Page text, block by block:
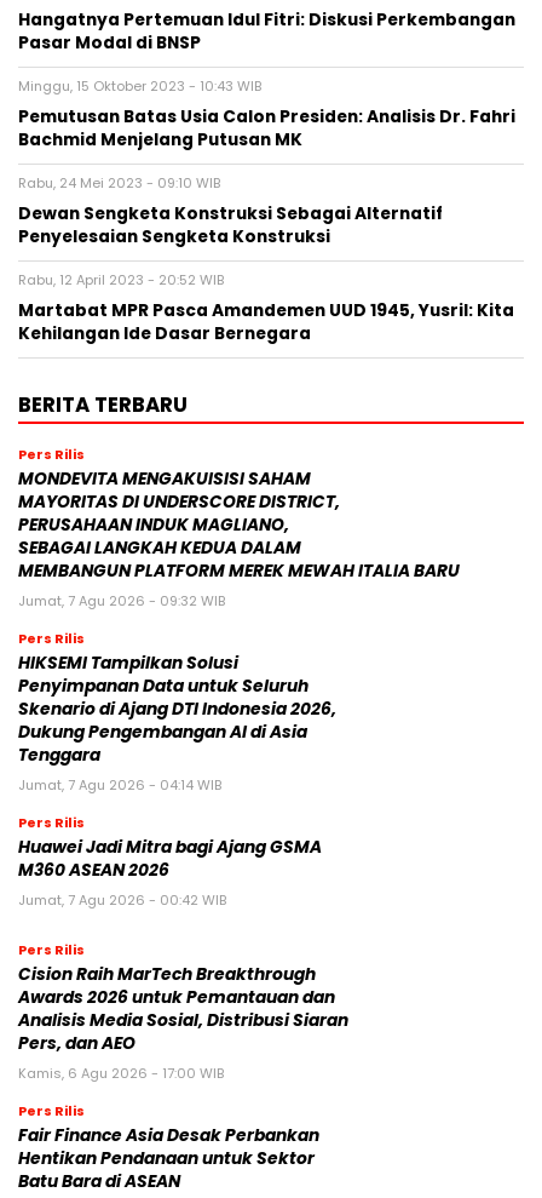
Hangatnya Pertemuan Idul Fitri: Diskusi Perkembangan
Pasar Modal di BNSP
Minggu, 15 Oktober 2023 - 10:43 WIB
Pemutusan Batas Usia Calon Presiden: Analisis Dr. Fahri
Bachmid Menjelang Putusan MK
Rabu, 24 Mei 2023 - 09:10 WIB
Dewan Sengketa Konstruksi Sebagai Alternatif
Penyelesaian Sengketa Konstruksi
Rabu, 12 April 2023 - 20:52 WIB
Martabat MPR Pasca Amandemen UUD 1945, Yusril: Kita
Kehilangan Ide Dasar Bernegara
BERITA TERBARU
Pers Rilis
MONDEVITA MENGAKUISISI SAHAM
MAYORITAS DI UNDERSCORE DISTRICT,
PERUSAHAAN INDUK MAGLIANO,
SEBAGAI LANGKAH KEDUA DALAM
MEMBANGUN PLATFORM MEREK MEWAH ITALIA BARU
Jumat, 7 Agu 2026 - 09:32 WIB
Pers Rilis
HIKSEMI Tampilkan Solusi
Penyimpanan Data untuk Seluruh
Skenario di Ajang DTI Indonesia 2026,
Dukung Pengembangan AI di Asia
Tenggara
Jumat, 7 Agu 2026 - 04:14 WIB
Pers Rilis
Huawei Jadi Mitra bagi Ajang GSMA
M360 ASEAN 2026
Jumat, 7 Agu 2026 - 00:42 WIB
Pers Rilis
Cision Raih MarTech Breakthrough
Awards 2026 untuk Pemantauan dan
Analisis Media Sosial, Distribusi Siaran
Pers, dan AEO
Kamis, 6 Agu 2026 - 17:00 WIB
Pers Rilis
Fair Finance Asia Desak Perbankan
Hentikan Pendanaan untuk Sektor
Batu Bara di ASEAN